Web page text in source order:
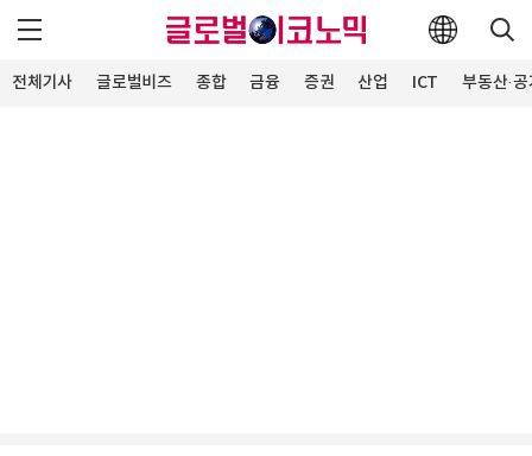
전체기사 글로벌비즈 종합 금융 증권 산업 ICT 부동산·